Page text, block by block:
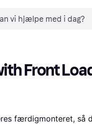
Front
færdigmonteret, så